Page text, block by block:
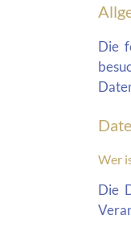
Die
Wer
Die